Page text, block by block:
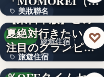
美妝聯名
文字
モレイ）」が…
旅遊住宿
08/08
旅遊住宿
【東日本版】この
夏絶対行きたい！
注目のグランピン
グ施設…
♡
【アマゾン30